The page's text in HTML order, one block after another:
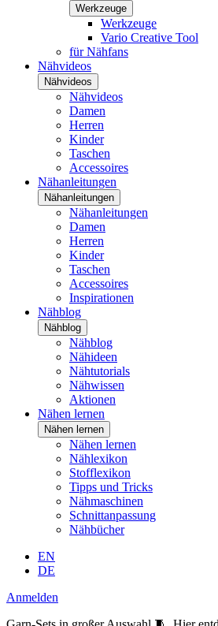
Werkzeuge
Werkzeuge
Vario Creative Tool
für Nähfans
Nähvideos
Nähvideos
Nähvideos
Damen
Herren
Kinder
Taschen
Accessoires
Nähanleitungen
Nähanleitungen
Nähanleitungen
Damen
Herren
Kinder
Taschen
Accessoires
Inspirationen
Nähblog
Nähblog
Nähblog
Nähideen
Nähtutorials
Nähwissen
Aktionen
Nähen lernen
Nähen lernen
Nähen lernen
Nählexikon
Stofflexikon
Tipps und Tricks
Nähmaschinen
Schnittanpassung
Nähbücher
EN
DE
Anmelden